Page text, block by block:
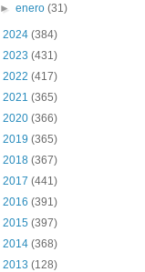
►enero(31)
2024 (384)
2023 (431)
2022 (417)
2021 (365)
2020 (366)
2019 (365)
2018 (367)
2017 (441)
2016 (391)
2015 (397)
2014 (368)
2013 (128)